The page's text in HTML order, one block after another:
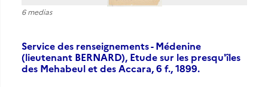
6 medias
Service des renseignements - Médenine
(lieutenant BERNARD), Etude sur les presqu'îles
des Mehabeul et des Accara, 6 f., 1899.